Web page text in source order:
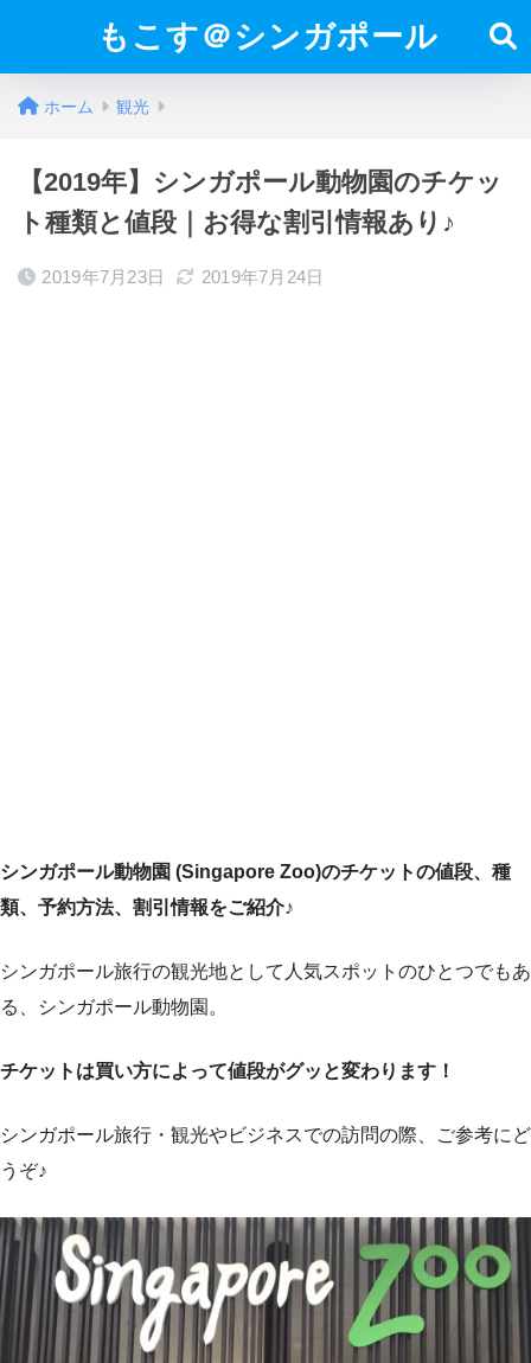
もこす＠シンガポール
ホーム 観光
【2019年】シンガポール動物園のチケッ
ト種類と値段｜お得な割引情報あり♪
2019年7月23日 2019年7月24日
シンガポール動物園 (Singapore Zoo)のチケットの値段、種
類、予約方法、割引情報をご紹介♪
シンガポール旅行の観光地として人気スポットのひとつでもあ
る、シンガポール動物園。
チケットは買い方によって値段がグッと変わります！
シンガポール旅行・観光やビジネスでの訪問の際、ご参考にど
うぞ♪